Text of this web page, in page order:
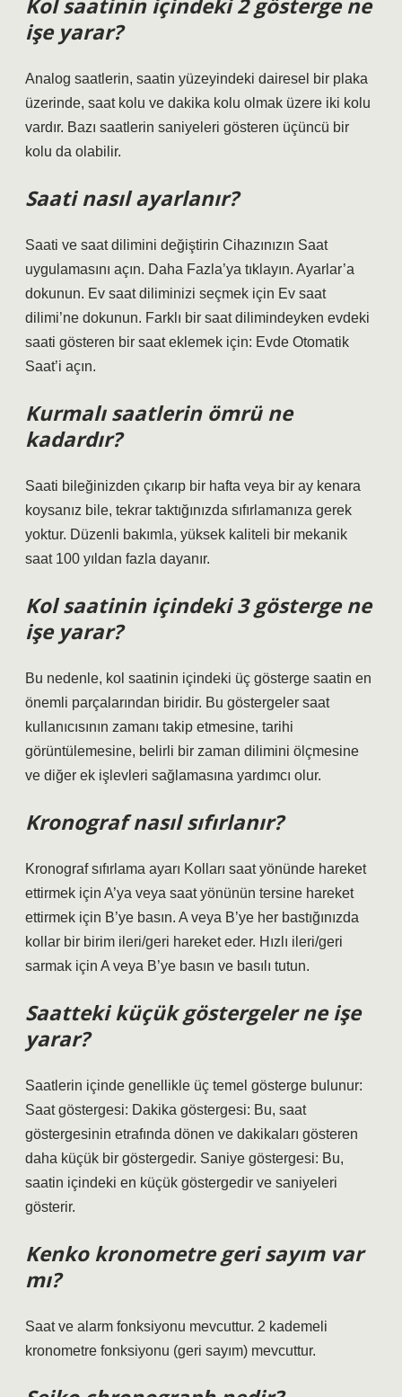
Kol saatinin içindeki 2 gösterge ne
işe yarar?
Analog saatlerin, saatin yüzeyindeki dairesel bir plaka
üzerinde, saat kolu ve dakika kolu olmak üzere iki kolu
vardır. Bazı saatlerin saniyeleri gösteren üçüncü bir
kolu da olabilir.
Saati nasıl ayarlanır?
Saati ve saat dilimini değiştirin Cihazınızın Saat
uygulamasını açın. Daha Fazla’ya tıklayın. Ayarlar’a
dokunun. Ev saat diliminizi seçmek için Ev saat
dilimi’ne dokunun. Farklı bir saat dilimindeyken evdeki
saati gösteren bir saat eklemek için: Evde Otomatik
Saat’i açın.
Kurmalı saatlerin ömrü ne
kadardır?
Saati bileğinizden çıkarıp bir hafta veya bir ay kenara
koysanız bile, tekrar taktığınızda sıfırlamanıza gerek
yoktur. Düzenli bakımla, yüksek kaliteli bir mekanik
saat 100 yıldan fazla dayanır.
Kol saatinin içindeki 3 gösterge ne
işe yarar?
Bu nedenle, kol saatinin içindeki üç gösterge saatin en
önemli parçalarından biridir. Bu göstergeler saat
kullanıcısının zamanı takip etmesine, tarihi
görüntülemesine, belirli bir zaman dilimini ölçmesine
ve diğer ek işlevleri sağlamasına yardımcı olur.
Kronograf nasıl sıfırlanır?
Kronograf sıfırlama ayarı Kolları saat yönünde hareket
ettirmek için A’ya veya saat yönünün tersine hareket
ettirmek için B’ye basın. A veya B’ye her bastığınızda
kollar bir birim ileri/geri hareket eder. Hızlı ileri/geri
sarmak için A veya B’ye basın ve basılı tutun.
Saatteki küçük göstergeler ne işe
yarar?
Saatlerin içinde genellikle üç temel gösterge bulunur:
Saat göstergesi: Dakika göstergesi: Bu, saat
göstergesinin etrafında dönen ve dakikaları gösteren
daha küçük bir göstergedir. Saniye göstergesi: Bu,
saatin içindeki en küçük göstergedir ve saniyeleri
gösterir.
Kenko kronometre geri sayım var
mı?
Saat ve alarm fonksiyonu mevcuttur. 2 kademeli
kronometre fonksiyonu (geri sayım) mevcuttur.